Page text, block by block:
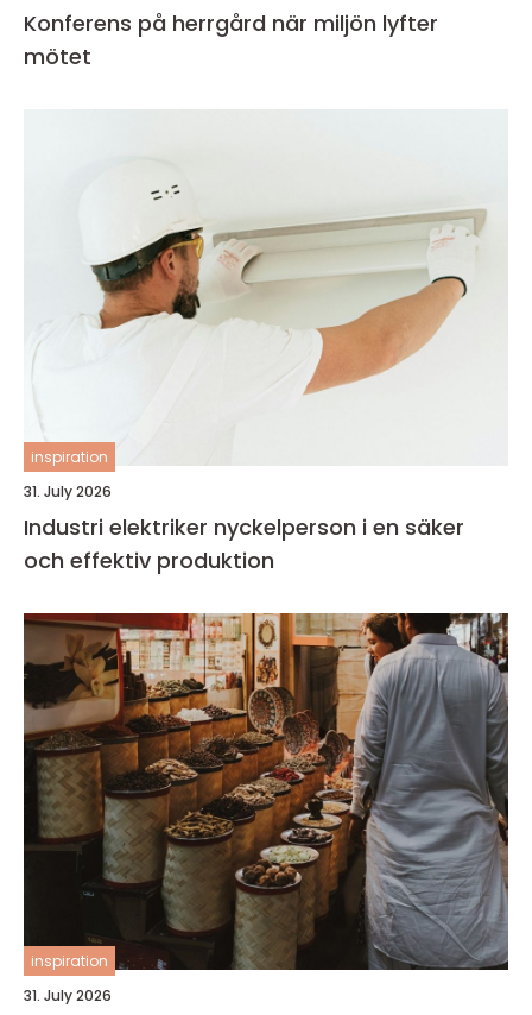
Konferens på herrgård när miljön lyfter
mötet
inspiration
31. July 2026
Industri elektriker nyckelperson i en säker
och effektiv produktion
inspiration
31. July 2026